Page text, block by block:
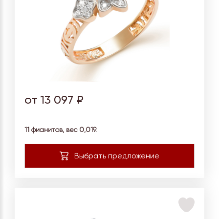
от 13 097 ₽
11 фианитов, вес 0,019.